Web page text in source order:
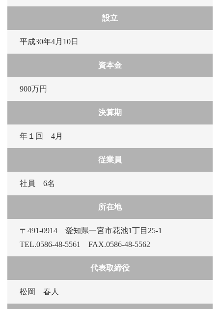
設立
平成30年4月10日
資本金
900万円
決算期
年１回 4月
従業員
社員 6名
所在地
〒491-0914 愛知県一宮市花池1丁目25-1
TEL.0586-48-5561 FAX.0586-48-5562
代表取締役
松岡 春人